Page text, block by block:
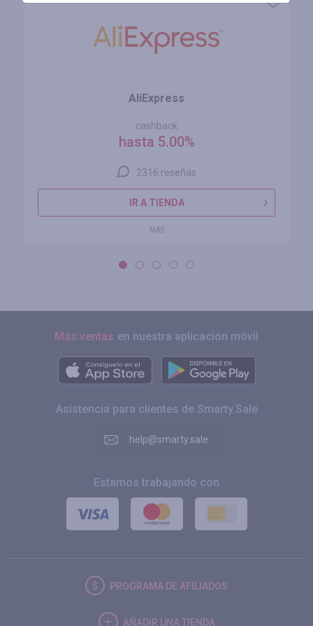
AliExpress
cashback
hasta 5.00%
2316 reseñas
IR A TIENDA
MÁS
Más ventas en nuestra aplicación móvil
Asistencia para clientes de Smarty.Sale
help@smarty.sale
Estamos trabajando con
PROGRAMA DE AFILIADOS
AÑADIR UNA TIENDA